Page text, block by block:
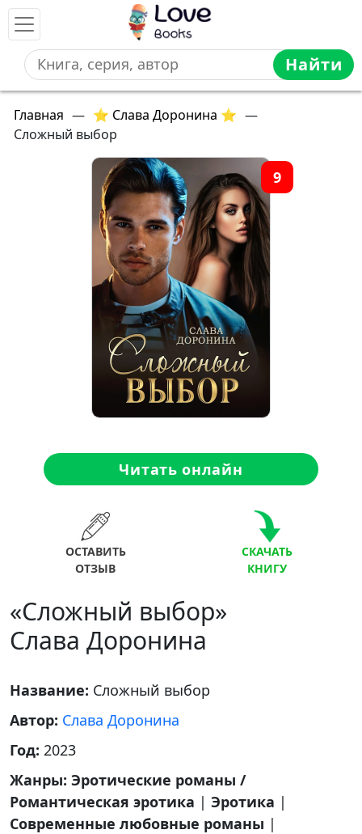
Найти
Главная — ⭐ Слава Доронина ⭐ —
Сложный выбор
9
Читать онлайн
ОСТАВИТЬ
ОТЗЫВ
СКАЧАТЬ
КНИГУ
«Сложный выбор»
Слава Доронина
Название: Сложный выбор
Автор: Слава Доронина
Год: 2023
Жанры: Эротические романы /
Романтическая эротика | Эротика |
Современные любовные романы |